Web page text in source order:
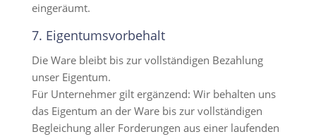
eingeräumt.
7. Eigentumsvorbehalt​​​​​​​
Die Ware bleibt bis zur vollständigen Bezahlung
unser Eigentum.
Für Unternehmer gilt ergänzend: Wir behalten uns
das Eigentum an der Ware bis zur vollständigen
Begleichung aller Forderungen aus einer laufenden